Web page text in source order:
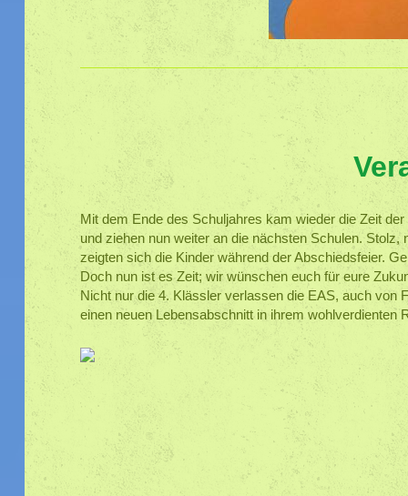
Mit dem Ende des Schuljahres kam wieder die Zeit
und ziehen nun weiter an die nächsten Schulen.
zeigten sich die Kinder während der Abschiedsfeier.
Doch nun ist es Zeit; wir wünschen euch für eure
Nicht nur die 4. Klässler verlassen die EAS, auch von
einen neuen Lebensabschnitt in ihrem wohlverdienten